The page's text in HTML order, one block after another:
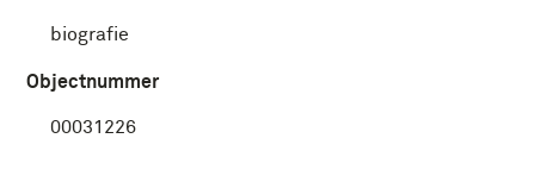
biografie
Objectnummer
00031226